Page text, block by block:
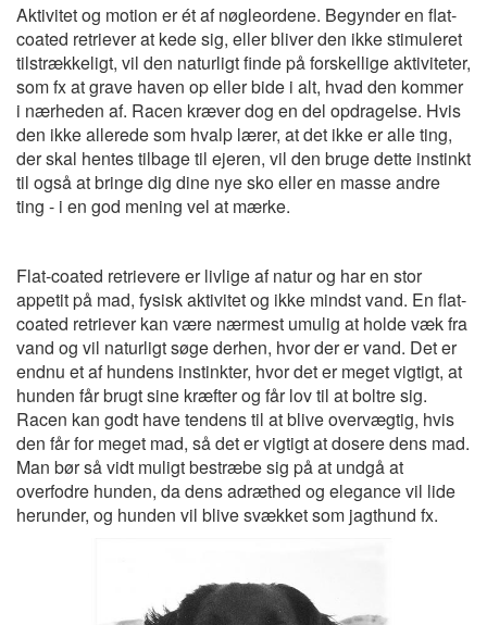
Aktivitet og motion er ét af nøgleordene. Begynder en flat-
coated retriever at kede sig, eller bliver den ikke stimuleret
tilstrækkeligt, vil den naturligt finde på forskellige aktiviteter,
som fx at grave haven op eller bide i alt, hvad den kommer
i nærheden af. Racen kræver dog en del opdragelse. Hvis
den ikke allerede som hvalp lærer, at det ikke er alle ting,
der skal hentes tilbage til ejeren, vil den bruge dette instinkt
til også at bringe dig dine nye sko eller en masse andre
ting - i en god mening vel at mærke.
Flat-coated retrievere er livlige af natur og har en stor
appetit på mad, fysisk aktivitet og ikke mindst vand. En flat-
coated retriever kan være nærmest umulig at holde væk fra
vand og vil naturligt søge derhen, hvor der er vand. Det er
endnu et af hundens instinkter, hvor det er meget vigtigt, at
hunden får brugt sine kræfter og får lov til at boltre sig.
Racen kan godt have tendens til at blive overvægtig, hvis
den får for meget mad, så det er vigtigt at dosere dens mad.
Man bør så vidt muligt bestræbe sig på at undgå at
overfodre hunden, da dens adræthed og elegance vil lide
herunder, og hunden vil blive svækket som jagthund fx.